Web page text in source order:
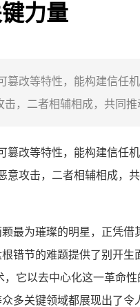
力量
改等特性，能构建信任
，二者相辅相成，共同
改等特性，能构建信任
攻击，二者相辅相成，
最为璀璨的明星，正凭
错节的难题提供了别开
它以去中心化这一革命
多关键领域都展现出了